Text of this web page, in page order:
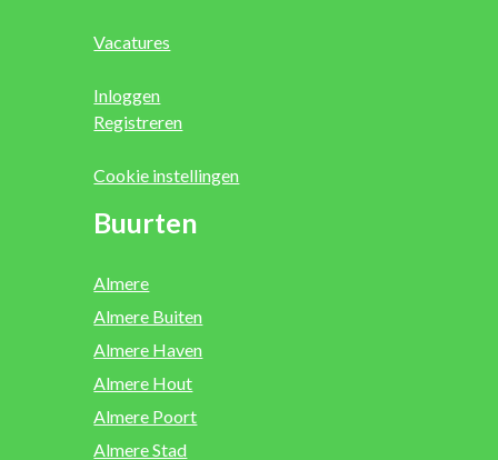
Vacatures
Inloggen
Registreren
Cookie instellingen
Buurten
Almere
Almere Buiten
Almere Haven
Almere Hout
Almere Poort
Almere Stad